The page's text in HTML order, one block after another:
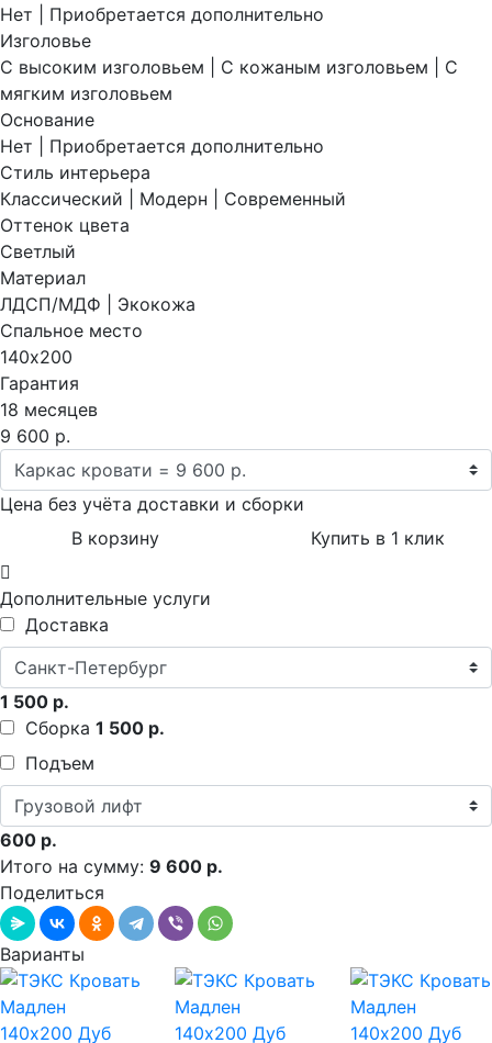
Нет | Приобретается дополнительно
Изголовье
С высоким изголовьем | С кожаным изголовьем | С
мягким изголовьем
Основание
Нет | Приобретается дополнительно
Стиль интерьера
Классический | Модерн | Современный
Оттенок цвета
Светлый
Материал
ЛДСП/МДФ | Экокожа
Спальное место
140х200
Гарантия
18 месяцев
9 600 р.
Цена без учёта доставки и сборки
В корзину
Купить в 1 клик
Дополнительные услуги
Доставка
1 500 р.
Сборка 1 500 р.
Подъем
600 р.
Итого на сумму: 9 600 р.
Поделиться
Варианты